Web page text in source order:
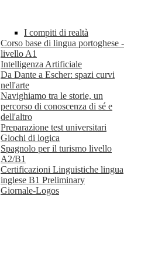
I compiti di realtà
Corso base di lingua portoghese -
livello A1
Intelligenza Artificiale
Da Dante a Escher: spazi curvi
nell'arte
Navighiamo tra le storie, un
percorso di conoscenza di sé e
dell'altro
Preparazione test universitari
Giochi di logica
Spagnolo per il turismo livello
A2/B1
Certificazioni Linguistiche lingua
inglese B1 Preliminary
Giornale-Logos